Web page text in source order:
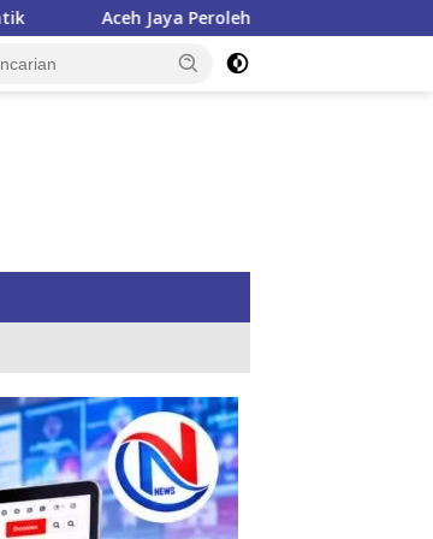
Bantuan APBN Cetak Sawah Baru 1.000